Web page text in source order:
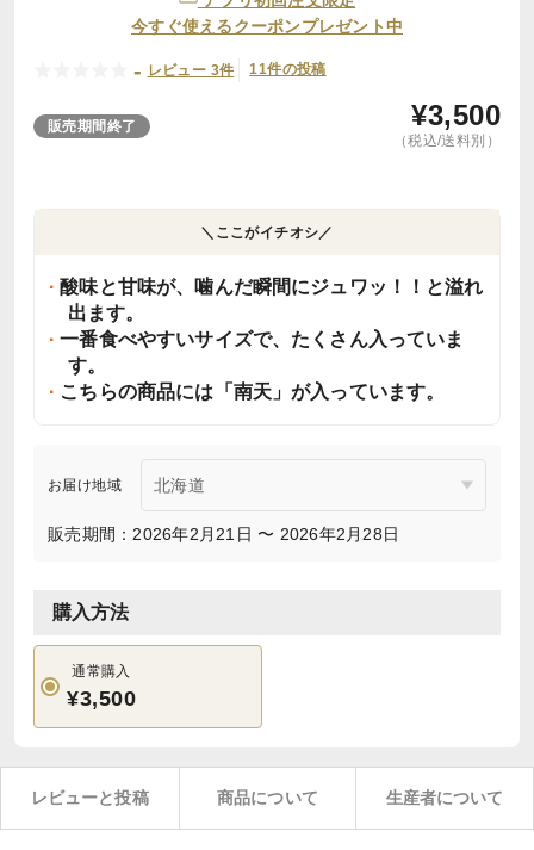
今すぐ使えるクーポンプレゼント中
- レビュー 3件 11件の投稿
販売期間終了 ¥3,500
（税込/送料別）
＼ここがイチオシ／
酸味と甘味が、噛んだ瞬間にジュワッ！！と溢れ
出ます。
一番食べやすいサイズで、たくさん入っていま
す。
こちらの商品には「南天」が入っています。
お届け地域
販売期間：2026年2月21日 〜 2026年2月28日
購入方法
通常購入
¥3,500
レビューと投稿 商品について 生産者について